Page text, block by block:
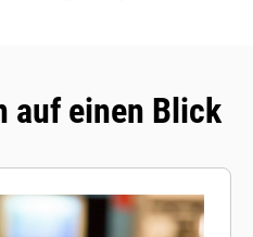
auf einen Blick